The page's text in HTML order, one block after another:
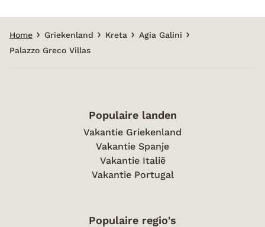
Home Griekenland Kreta
Agia Galini
Palazzo Greco Villas
Populaire landen
Vakantie Griekenland
Vakantie Spanje
Vakantie Italië
Vakantie Portugal
Populaire regio's